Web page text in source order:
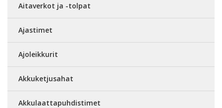
Aitaverkot ja -tolpat
Ajastimet
Ajoleikkurit
Akkuketjusahat
Akkulaattapuhdistimet